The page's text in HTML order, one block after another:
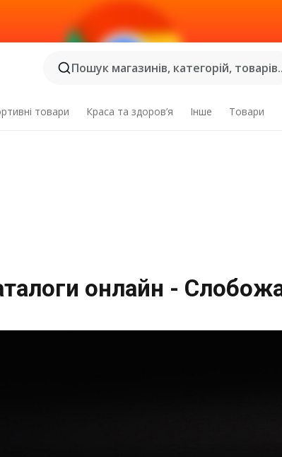
Пошук магазинів, категорій,
товари Краса та здоров’я Інше Товари
онлайн -